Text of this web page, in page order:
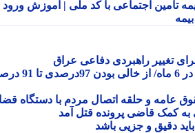
اجتماعی با کد ملی | آموزش ورود به
راهبردی دفاعی عراق
بررسی ذخایر سد کرج در 6 ماه/ از خالی بودن 97درصدی تا 91 درصد
عامه و حلقه اتصال مردم با دستگاه قضا
قاضی پرونده قتل آمد
دقیق و جزیی باشد